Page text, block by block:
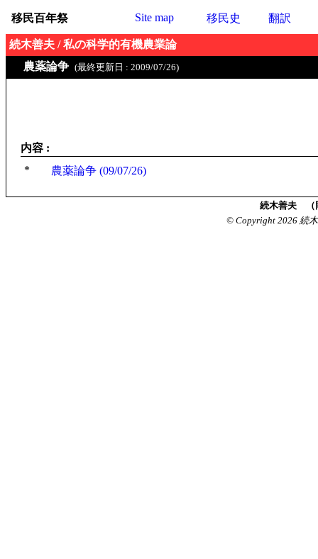
移民百年祭 Site map 移民史 翻訳
続木善夫 / 私の科学的有機農業論
農薬論争 (最終更新日 : 2009/07/26)
内容 :
*
農薬論争 (09/07/26)
続木善夫 （
© Copyright 2026 続